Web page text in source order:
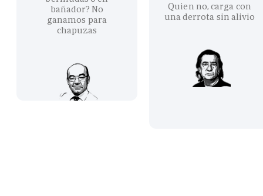
bañador? No
ganamos para
chapuzas
Quien no, carga con
una derrota sin alivio